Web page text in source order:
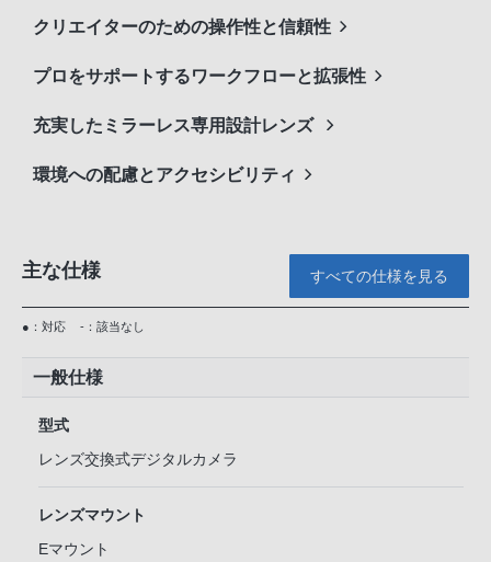
クリエイターのための操作性と信頼性
プロをサポートするワークフローと拡張性
充実したミラーレス専用設計レンズ
環境への配慮とアクセシビリティ
主な仕様 すべての仕様を見る
●：対応 -：該当なし
一般仕様
型式
レンズ交換式デジタルカメラ
レンズマウント
Eマウント